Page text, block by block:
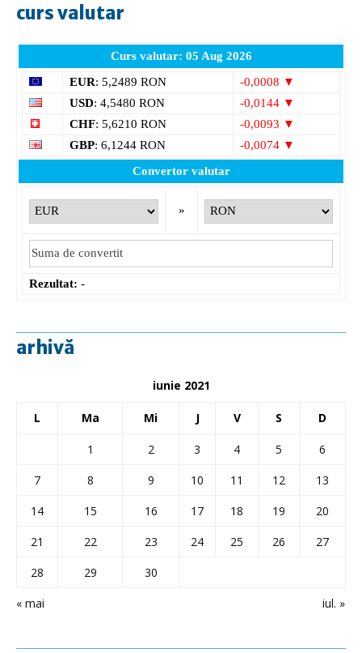
curs valutar
Curs valutar: 05 Aug 2026
EUR: 5,2489 RON
-0,0008 ▼
USD: 4,5480 RON
-0,0144 ▼
CHF: 5,6210 RON
-0,0093 ▼
GBP: 6,1244 RON
-0,0074 ▼
Convertor valutar
»
Rezultat: -
arhivă
iunie 2021
L Ma Mi J V S D
« mai iul. »
1 2 3 4 5
6
7
8 9 10 11 12
13
14
15 16 17 18 19
20
21
22 23 24 25 26
27
28
29 30